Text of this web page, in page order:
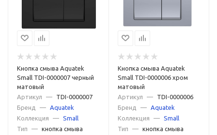
Кнопка смыва Aquatek
Small TDI-0000007 черный
матовый
Артикул
—
TDI-0000007
Бренд
—
Aquatek
Коллекция
— Small
Тип
— кнопка смыва
Кнопка смыва Aquatek
Small TDI-0000006 хром
матовый
Артикул
—
TDI-0000006
Бренд
—
Aquatek
Коллекция
—
Small
Тип
—
кнопка смыва